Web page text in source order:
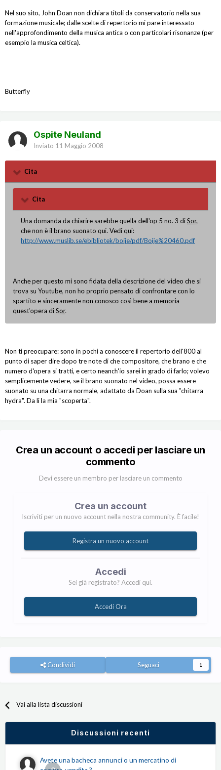
Nel suo sito, John Doan non dichiara titoli da conservatorio nella sua
formazione musicale; dalle scelte di repertorio mi pare interessato
nell'approfondimento della musica antica o con particolari risonanze (per
esempio la musica celtica).
Butterfly
Ospite Neuland
Inviato 11 Maggio 2008
Cita
Cita
Una domanda da chiarire sarebbe quella dell'op 5 no. 3 diSor,
che non è il brano suonato qui. Vedi qui:
http://www.muslib.se/ebibliotek/boije/pdf/Boije%20460.pdf
Anche per questo mi sono fidata della descrizione del video che si
trova su Youtube, non ho proprio pensato di confrontare con lo
spartito e sinceramente non conosco così bene a memoria
quest'opera diSor.
Non ti preocupare: sono in pochi a conoscere il repertorio dell'800 al
punto di saper dire dopo tre note di che compositore, che brano e che
numero d'opera si tratti, e certo neanch'io sarei in grado di farlo; volevo
semplicemente vedere, se il brano suonato nel video, possa essere
suonato su una chitarra normale, adattato da Doan sulla sua "chitarra
hydra". Da li la mia "scoperta".
Crea un account o accedi per lasciare un
commento
Devi essere un membro per lasciare un commento
Crea un account
Iscriviti per un nuovo account nella nostra community. È facile!
Registra un nuovo account
Accedi
Sei già registrato? Accedi qui.
Accedi Ora
Condividi Seguaci 1
Vai alla lista discussioni
Discussioni recenti
Avete una bacheca annunci o un mercatino di